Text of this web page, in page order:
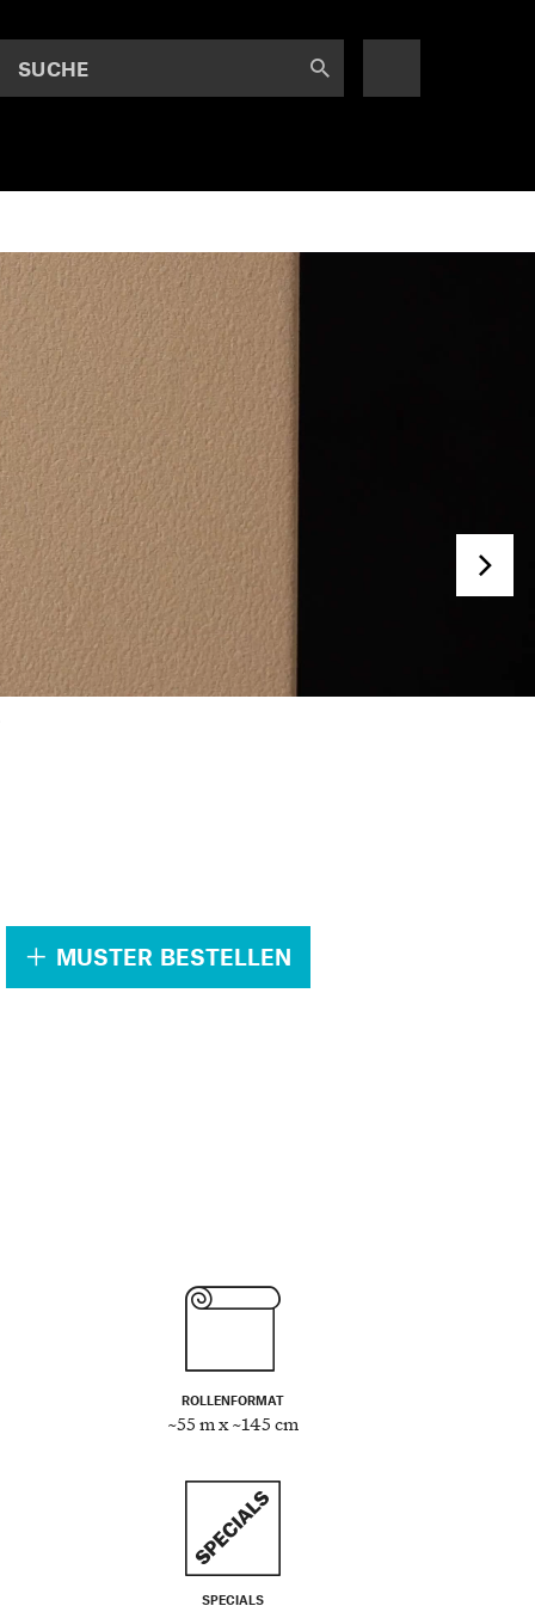
SUCHE
MUSTER BESTELLEN
ROLLENFORMAT
~55 m x ~145 cm
SPECIALS